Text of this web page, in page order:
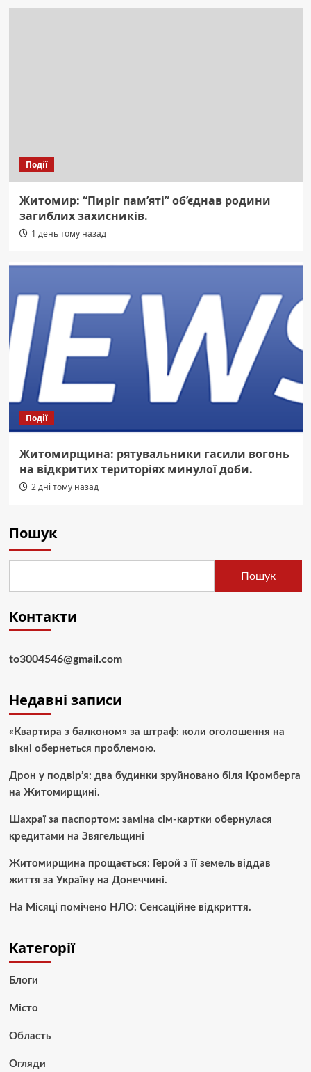
Події
Житомир: “Пиріг пам’яті” об’єднав родини
загиблих захисників.
1 день тому назад
Події
Житомирщина: рятувальники гасили вогонь
на відкритих територіях минулої доби.
2 дні тому назад
Пошук
Пошук
Контакти
to3004546@gmail.com
Недавні записи
«Квартира з балконом» за штраф: коли оголошення на
вікні обернеться проблемою.
Дрон у подвір’я: два будинки зруйновано біля Кромберга
на Житомирщині.
Шахраї за паспортом: заміна сім-картки обернулася
кредитами на Звягельщині
Житомирщина прощається: Герой з її земель віддав
життя за Україну на Донеччині.
На Місяці помічено НЛО: Сенсаційне відкриття.
Категорії
Блоги
Місто
Область
Огляди